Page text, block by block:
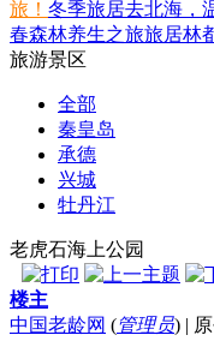
旅！ 冬季旅居去北海，
春森林养生之旅旅居林
旅游景区
全部
秦皇岛
承德
兴城
牡丹江
老虎石海上公园
楼主
中国老龄网 (管理员) |